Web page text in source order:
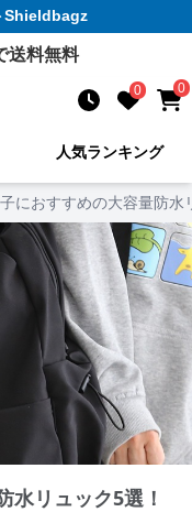
Shieldbagz
送料無料
0 0
人気ランキング
におすすめの大容量防
水リュック5選！